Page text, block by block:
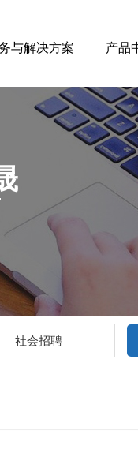
与解决方案 产品
社会招聘